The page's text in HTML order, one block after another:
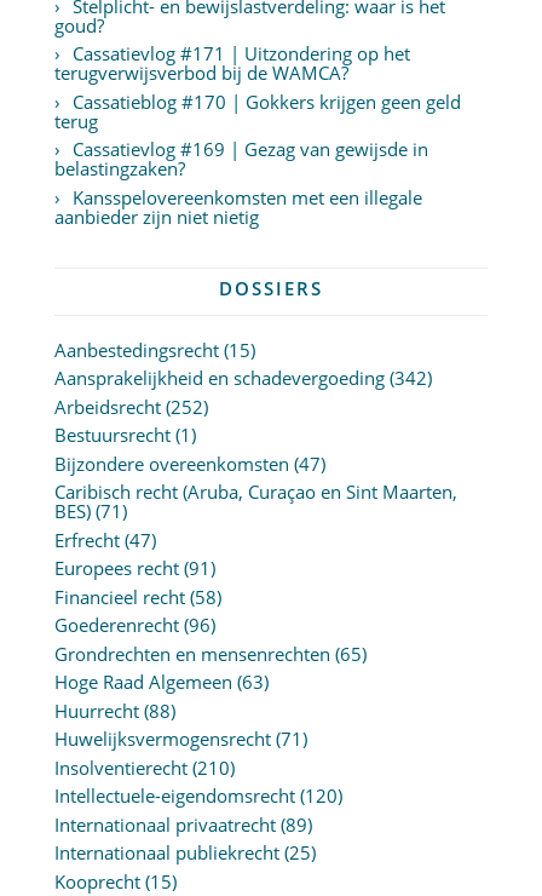
Stelplicht- en bewijslastverdeling: waar is het
goud?
Cassatievlog #171 | Uitzondering op het
terugverwijsverbod bij de WAMCA?
Cassatieblog #170 | Gokkers krijgen geen geld
terug
Cassatievlog #169 | Gezag van gewijsde in
belastingzaken?
Kansspelovereenkomsten met een illegale
aanbieder zijn niet nietig
DOSSIERS
Aanbestedingsrecht(15)
Aansprakelijkheid en schadevergoeding(342)
Arbeidsrecht(252)
Bestuursrecht(1)
Bijzondere overeenkomsten (47)
Caribisch recht (Aruba, Curaçao en Sint Maarten,
BES)(71)
Erfrecht(47)
Europees recht(91)
Financieel recht(58)
Goederenrecht(96)
Grondrechten en mensenrechten (65)
Hoge Raad Algemeen (63)
Huurrecht(88)
Huwelijksvermogensrecht(71)
Insolventierecht(210)
Intellectuele-eigendomsrecht(120)
Internationaal privaatrecht(89)
Internationaal publiekrecht(25)
Kooprecht(15)